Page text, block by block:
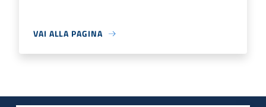
VAI ALLA PAGINA